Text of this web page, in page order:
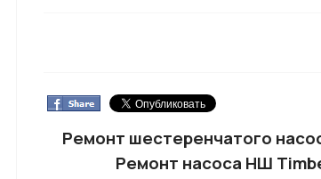
Ремонт шестеренчатого
Ремонт насоса НШ